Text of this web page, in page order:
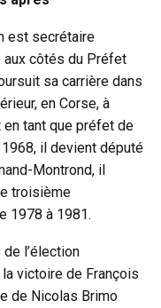
est secrétaire
aux côtés du Préfet
sa carrière dans
en Corse, à
en tant que préfet de
il devient député
Montrond, il
troisième
1978 à 1981.
l’élection
victoire de François
de Nicolas Brimo